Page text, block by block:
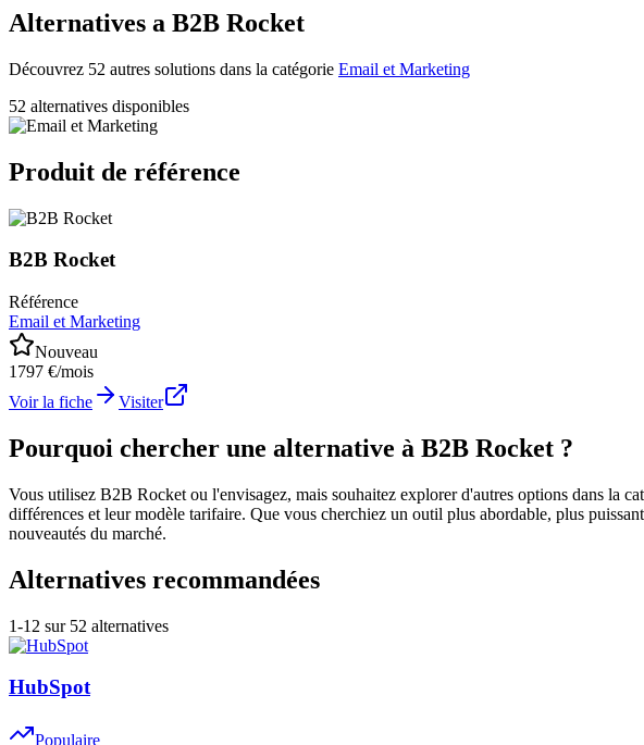
Alternatives a B2B Rocket
Découvrez 52 autres solutions dans la catégorie Email et Marketing
52 alternatives disponibles
Produit de référence
B2B Rocket
Référence
Email et Marketing
Nouveau
1797 €/mois
Voir la fiche
Visiter
Pourquoi chercher une alternative à B2B Rocket ?
Vous utilisez B2B Rocket ou l'envisagez, mais souhaitez explorer d'autres options dans la
différences et leur modèle tarifaire. Que vous cherchiez un outil plus abordable, plus
nouveautés du marché.
Alternatives recommandées
1-12 sur 52 alternatives
HubSpot
Populaire